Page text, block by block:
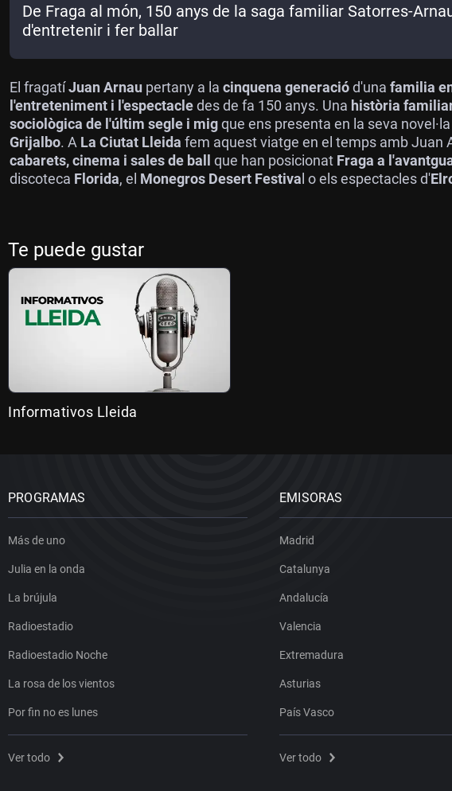
De Fraga al món, 150 anys de la saga familiar Satorres-
d'entretenir i fer ballar
El fragatíJuan Arnau pertany a la cinquena generaciód'una familia
l'entreteniment i l'espectacledes de fa 150 anys. Una història
sociològica de l'últim segle i migque ens presenta en la seva novel·la
Grijalbo. A La Ciutat Lleida fem aquest viatge en el temps amb Juan
cabarets, cinema i sales de ball que han posicionat Fraga a
discoteca Florida, el Monegros Desert Festival o els espectacles d'
Te puede gustar
Informativos Lleida
PROGRAMAS
Más de uno
Julia en la onda
La brújula
Radioestadio
Radioestadio Noche
La rosa de los vientos
Por fin no es lunes
Ver todo
EMISORAS
Madrid
Catalunya
Andalucía
Valencia
Extremadura
Asturias
País Vasco
Ver todo